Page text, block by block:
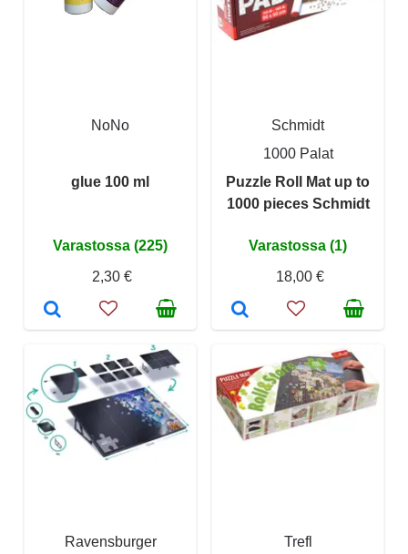
NoNo
glue 100 ml
Varastossa (225)
2,30 €
Schmidt
1000 Palat
Puzzle Roll Mat up to
1000 pieces Schmidt
Varastossa (1)
18,00 €
Ravensburger Trefl